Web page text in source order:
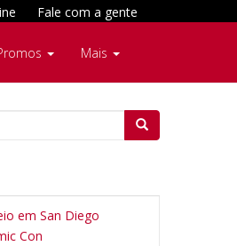
Fale com a gente
Mais
em San Diego
Con